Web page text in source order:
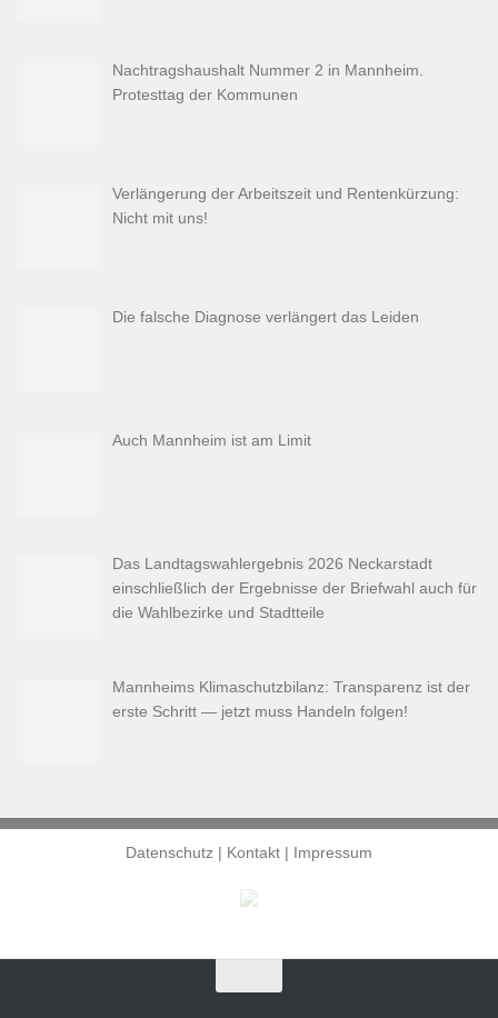
Nachtragshaushalt Nummer 2 in Mannheim.
Protesttag der Kommunen
Verlängerung der Arbeitszeit und Rentenkürzung:
Nicht mit uns!
Die falsche Diagnose verlängert das Leiden
Auch Mannheim ist am Limit
Das Landtagswahlergebnis 2026 Neckarstadt
einschließlich der Ergebnisse der Briefwahl auch für
die Wahlbezirke und Stadtteile
Mannheims Klimaschutzbilanz: Transparenz ist der
erste Schritt — jetzt muss Handeln folgen!
Datenschutz | Kontakt | Impressum